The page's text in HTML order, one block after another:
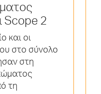
Scope 2
και οι
στο σύνολο
στη
τη